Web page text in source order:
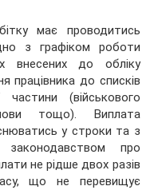
має проводитись
з графіком роботи
внесених до обліку
працівника до списків
(військового
тощо). Виплата
у строки та з
законодавством про
не рідше двох разів
що не перевищує